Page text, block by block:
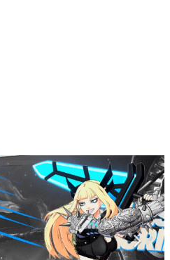
面白い？
氏がゲームの魅力を画面や操作の
明かしていく、硬派で骨太な評論連載
日本語
「ラスボス」… ゲームにまつわる言葉
を、コンピューター文化史研究家・タ
。